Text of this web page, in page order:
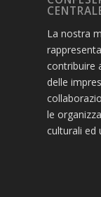
La nostra
contribuire
delle
le
culturali ed